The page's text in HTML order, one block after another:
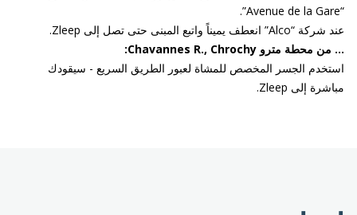
“Avenue de la Gare”.
عند شركة “Alco” انعطف يميناً واتبع المبنى حتى تصل إلى Zleep.
… من محطة مترو Chavannes R., Chrochy:
استخدم الجسر المخصص للمشاة لعبور الطريق السريع - سيقودك
مباشرة إلى Zleep.